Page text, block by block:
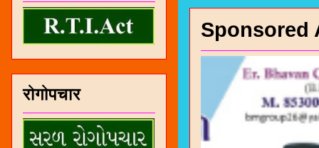
Sponsored
रोगोपचार